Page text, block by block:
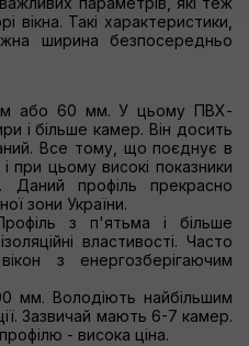
вікна. Такі характеристики,
ширина безпосередньо
або 60 мм. У цьому ПВХ-
і більше камер. Він досить
Все тому, що поєднує в
при цьому високі показники
Даний профіль прекрасно
зони України.
з п'ятьма і більше
властивості. Часто
з енергозберігаючим
мм. Володіють найбільшим
Зазвичай мають 6-7 камер.
- висока ціна.